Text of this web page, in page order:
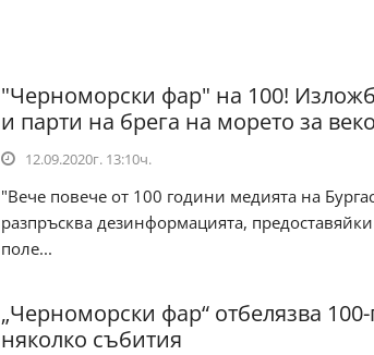
"Черноморски фар" на 100!
и парти на брега на морето за
12.09.2020г. 13:10ч.
"Вече повече от 100 години медията на
разпръсква дезинформацията,
поле...
„Черноморски фар“ отбелязва
няколко събития